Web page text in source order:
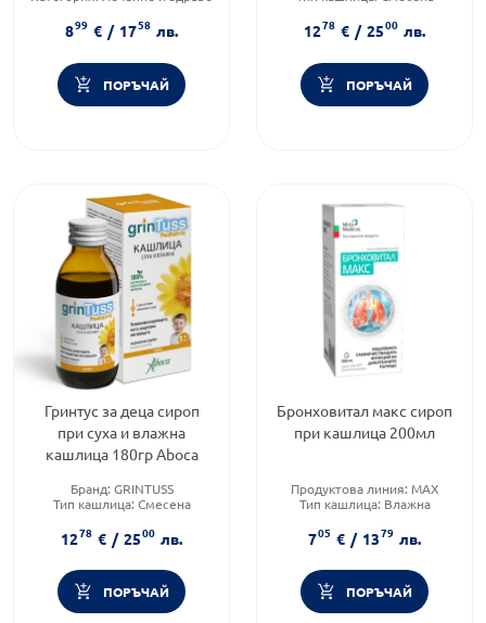
кашлица
899 € / 1758 лв.
ПОРЪЧАЙ
Форма на продукта:сироп
1278 € / 2500 лв.
ПОРЪЧАЙ
Гринтус за деца сироп
при суха и влажна
кашлица 180гр Аboca
Бранд: GRINTUSS
Тип кашлица: Смесена
Форма на продукта:сироп
1278 € / 2500 лв.
ПОРЪЧАЙ
Бронховитал макс сироп
при кашлица 200мл
Продуктова линия: MAX
Тип кашлица: Влажна
Форма на продукта:сироп
705 € / 1379 лв.
ПОРЪЧАЙ